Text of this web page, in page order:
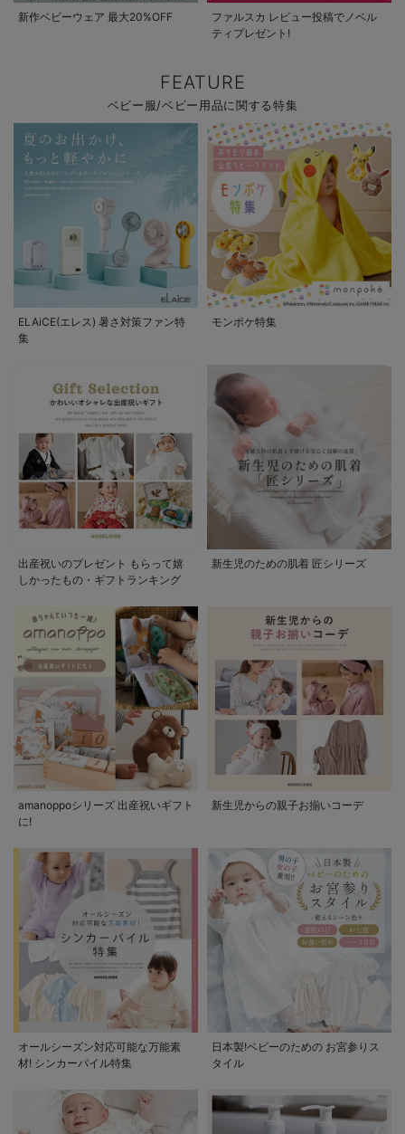
新作ベビーウェア 最大20%OFF
ファルスカ レビュー投稿でノベル
ティプレゼント!
FEATURE
ベビー服/ベビー用品に関する特集
ELAiCE(エレス) 暑さ対策ファン特
集
モンポケ特集
出産祝いのプレゼント もらって嬉
しかったもの・ギフトランキング
新生児のための肌着 匠シリーズ
amanoppoシリーズ 出産祝いギフト
に!
新生児からの親子お揃いコーデ
オールシーズン対応可能な万能素
材! シンカーパイル特集
日本製!ベビーのための お宮参りス
タイル